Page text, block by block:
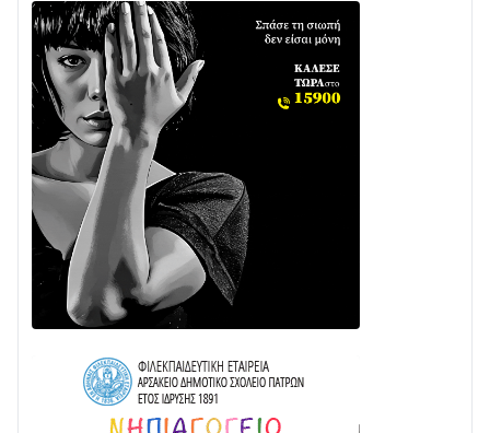
Διαβάστε την «Ναυπακτία» που κυκλοφορεί
31/07 • 08:16
Δωρίδα για Όλους: «Καμία εκχώρηση των νερών
στην ΕΥΔΑΠ»
28/07 • 21:46
Διαβάστε την «Ναυπακτία» που κυκλοφορεί
24/07 • 11:31
ΕΚΤΑΚΤΟ – ΝΑΥΠΑΚΤΙΑ: ΣΥΝΑΓΕΡΜΟΣ ΣΤΗΝ
ΠΥΡΟΣΒΕΣΤΙΚΗ ΓΙΑ ΦΩΤΙΑ ΣΤΟΝ ΑΓΙΟ ΗΛΙΑ ΠΡΙΝ ΤΗ
ΓΡΑΝΙΤΣΑ
24/07 • 11:03
ΤΟ ΠΑΡΤΥ ΣΥΝΕΧΙΖΕΤΑΙ…
Στο σκοτάδι μεγάλο μέρος στο Λυγιά Ναυπάκτου